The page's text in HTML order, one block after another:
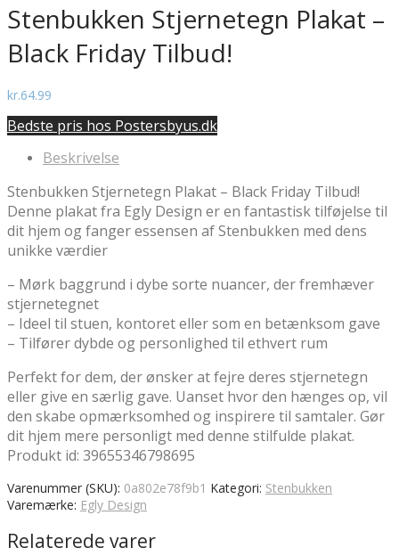
Stenbukken Stjernetegn Plakat –
Black Friday Tilbud!
kr.64.99
Bedste pris hos Postersbyus.dk
Beskrivelse
Stenbukken Stjernetegn Plakat – Black Friday Tilbud!
Denne plakat fra Egly Design er en fantastisk tilføjelse til
dit hjem og fanger essensen af Stenbukken med dens
unikke værdier
– Mørk baggrund i dybe sorte nuancer, der fremhæver
stjernetegnet
– Ideel til stuen, kontoret eller som en betænksom gave
– Tilfører dybde og personlighed til ethvert rum
Perfekt for dem, der ønsker at fejre deres stjernetegn
eller give en særlig gave. Uanset hvor den hænges op, vil
den skabe opmærksomhed og inspirere til samtaler. Gør
dit hjem mere personligt med denne stilfulde plakat.
Produkt id: 39655346798695
Varenummer (SKU): 0a802e78f9b1 Kategori: Stenbukken
Varemærke: Egly Design
Relaterede varer